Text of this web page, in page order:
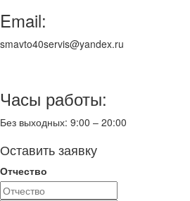
Email:
smavto40servis@yandex.ru
Часы работы:
Без выходных: 9:00 – 20:00
Оставить заявку
Отчество